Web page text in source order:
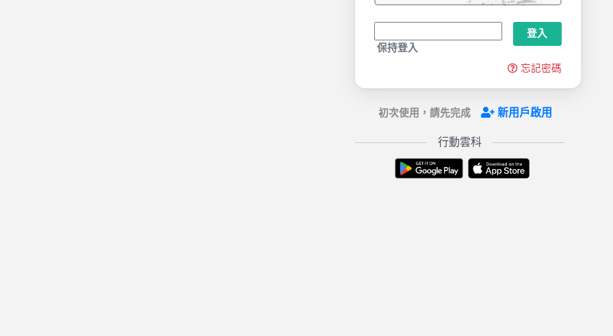
保持登入
登入
忘記密碼
初次使用，請先完成 新用戶啟用
行動雲科